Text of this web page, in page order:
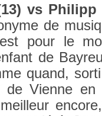
vs Philipp
de
pour le
de
quand,
Vien­ne en